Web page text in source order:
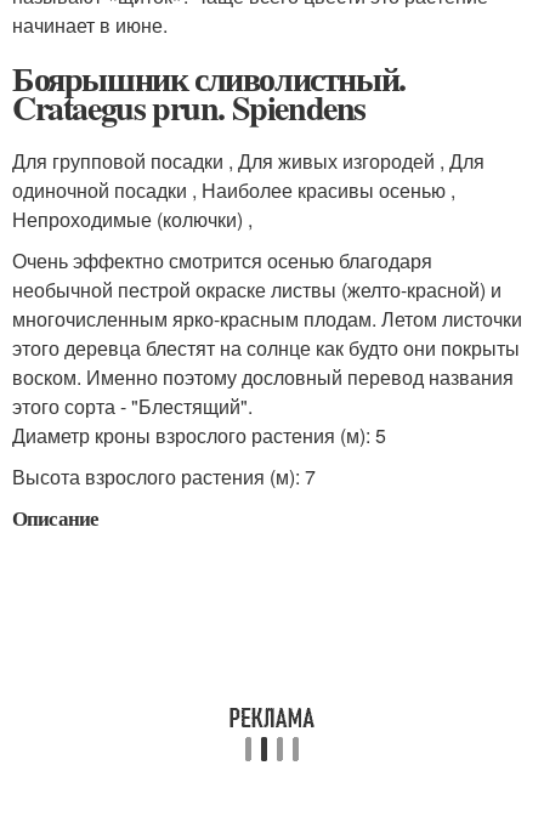
начинает в июне.
Боярышник сливолистный.
Crataegus prun. Spiendens
Для групповой посадки , Для живых изгородей , Для
одиночной посадки , Наиболее красивы осенью ,
Непроходимые (колючки) ,
Очень эффектно смотрится осенью благодаря
необычной пестрой окраске листвы (желто-красной) и
многочисленным ярко-красным плодам. Летом листочки
этого деревца блестят на солнце как будто они покрыты
воском. Именно поэтому дословный перевод названия
этого сорта - "Блестящий".
Диаметр кроны взрослого растения (м): 5
Высота взрослого растения (м): 7
Описание